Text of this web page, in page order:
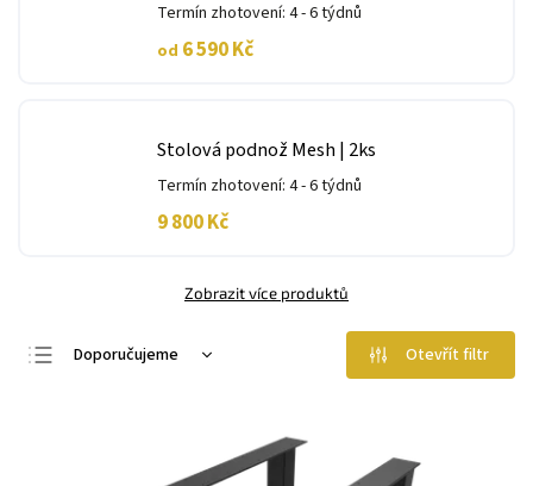
Termín zhotovení: 4 - 6 týdnů
od 6 590 Kč
Stolová podnož Mesh | 2ks
Termín zhotovení: 4 - 6 týdnů
9 800 Kč
Zobrazit více produktů
Doporučujeme
Otevřít filtr